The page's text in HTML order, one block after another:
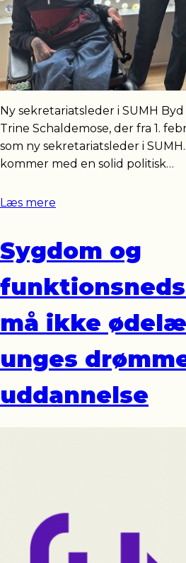
Ny sekretariatsleder i SUMH
Trine Schaldemose, der fra 1.
som ny sekretariatsleder i
kommer med en solid politisk…
Læs mere
Sygdom og
må ikke
unges
uddannelse